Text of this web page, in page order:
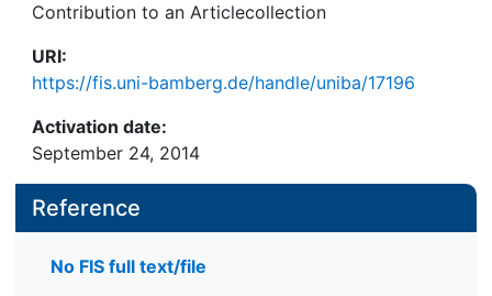
Contribution to an Articlecollection
URI:
https://fis.uni-bamberg.de/handle/uniba/17196
Activation date:
September 24, 2014
Reference
No FIS full text/file